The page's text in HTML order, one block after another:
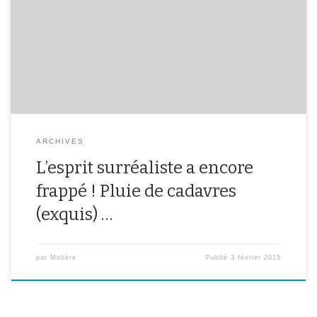
ARCHIVES
L’esprit surréaliste a encore
frappé ! Pluie de cadavres
(exquis) …
par Molière Publié3 février 2015